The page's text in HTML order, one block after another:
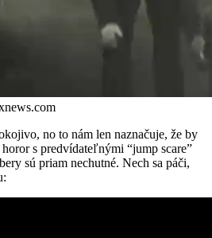
no to nám len naznačuje, že by
s predvídateľnými “jump scare”
sú priam nechutné. Nech sa páči,